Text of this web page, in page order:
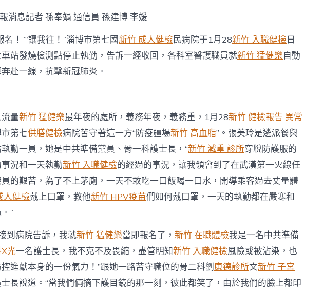
消息記者 孫奉娟 通信員 孫建博 李媛
名！”“讓我往！”淄博市第七國新竹 成人健檢民病院于1月28新竹 入職健檢日
站發燒檢測點停止執勤，告訴一經收回，各科室醫護職員就新竹 猛健樂自動
赴一線，抗擊新冠肺炎。
量新竹 猛健樂最年夜的處所，義務年夜，義務重，1月28新竹 健檢報告 異常
第七供膳健檢病院苦守著這一方“防疫疆場新竹 高血脂”。張美玲是遴派餐與
勤一員，她是中共準備黨員、骨一科護士長，“新竹 減重 診所穿脫防護服的
況和一天執勤新竹 入職健檢的經過的事況，讓我領會到了在武漢第一火線任
的艱苦，為了不上茅廁，一天不敢吃一口飯喝一口水，開導乘客過去丈量體
人健檢戴上口罩，教他新竹 HPV疫苗們如何戴口罩，一天的執勤都在嚴寒和
”
到病院告訴，我就新竹 猛健樂當即報名了， 新竹 在職體檢我是一名中共準備
光一名護士長，我不克不及畏縮，盡管明知新竹 入職健檢風險或被沾染，也
進獻本身的一份氣力！”跟她一路苦守職位的骨二科劉康德診所文新竹 子宮
長說道。“當我們倆摘下護目鏡的那一刻，彼此都笑了，由於我們的臉上都印